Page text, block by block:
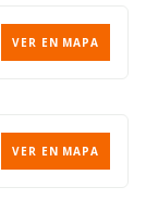
VER EN MAPA
VER EN MAPA